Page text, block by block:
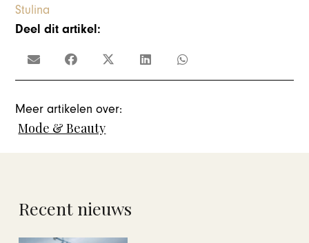
Stulina
Deel dit artikel:
Meer artikelen over:
Mode & Beauty
Recent nieuws